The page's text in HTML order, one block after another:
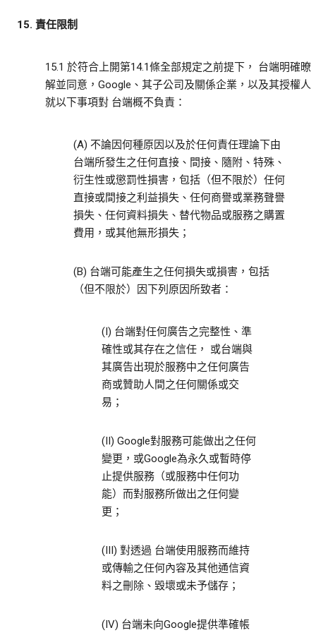
15. 責任限制
15.1 於符合上開第14.1條全部規定之前提下， 台端明確暸
解並同意，Google、其子公司及關係企業，以及其授權人
就以下事項對 台端概不負責：
(A) 不論因何種原因以及於任何責任理論下由
台端所發生之任何直接、間接、隨附、特殊、
衍生性或懲罰性損害，包括（但不限於）任何
直接或間接之利益損失、任何商譽或業務聲譽
損失、任何資料損失、替代物品或服務之購置
費用，或其他無形損失；
(B) 台端可能產生之任何損失或損害，包括
（但不限於）因下列原因所致者：
(I) 台端對任何廣告之完整性、準
確性或其存在之信任， 或台端與
其廣告出現於服務中之任何廣告
商或贊助人間之任何關係或交
易；
(II) Google對服務可能做出之任何
變更，或Google為永久或暫時停
止提供服務（或服務中任何功
能）而對服務所做出之任何變
更；
(III) 對透過 台端使用服務而維持
或傳輸之任何內容及其他通信資
料之刪除、毀壞或未予儲存；
(IV) 台端未向Google提供準確帳